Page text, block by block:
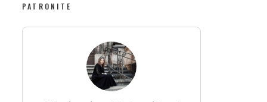
PATRONITE